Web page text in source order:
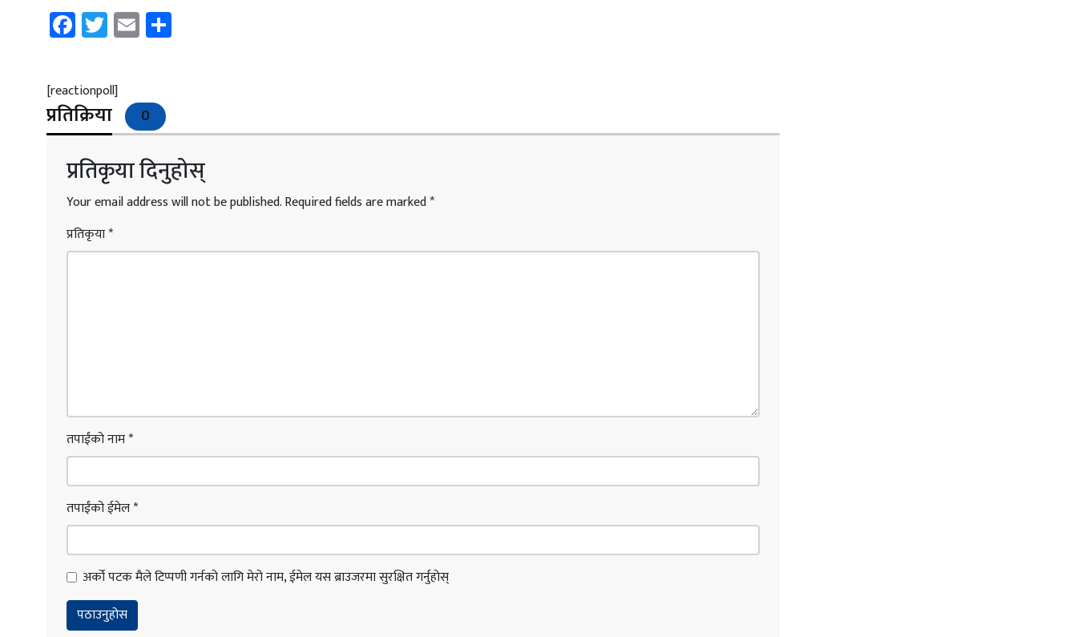
Facebook
Twitter
Email
[reactionpoll]
प्रतिक्रिया 0
प्रतिकृया दिनुहोस्
Your email address will not be published.Required fields are marked*
प्रतिकृया*
तपाईंको नाम*
तपाईंको ईमेल*
अर्को पटक मैले टिप्पणी गर्नको लागि मेरो नाम, ईमेल यस ब्राउजरमा सुरक्षित गर्नुहोस्